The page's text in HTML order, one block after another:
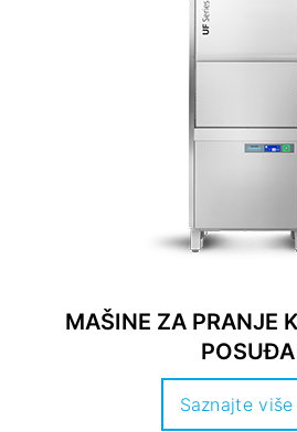
MAŠINE ZA PRANJE
POSUĐA
Saznajte više